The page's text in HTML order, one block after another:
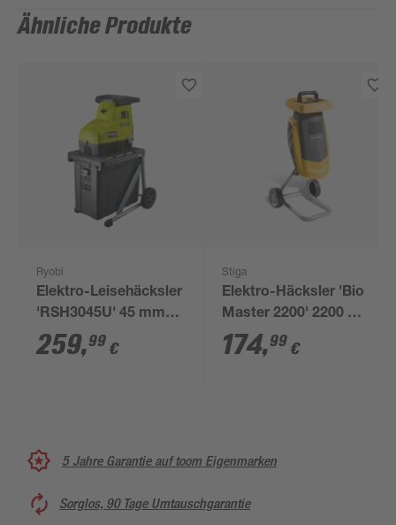
Ähnliche Produkte
Ryobi
Elektro-Leisehäcksler
'RSH3045U' 45 mm
3000 W
259,99 €
Stiga
Elektro-Häcksler 'Bio
Master 2200' 2200 W,
mit Wendemesser
und Stopfer
174,99 €
5 Jahre Garantie auf toom Eigenmarken
Sorglos, 90 Tage Umtauschgarantie